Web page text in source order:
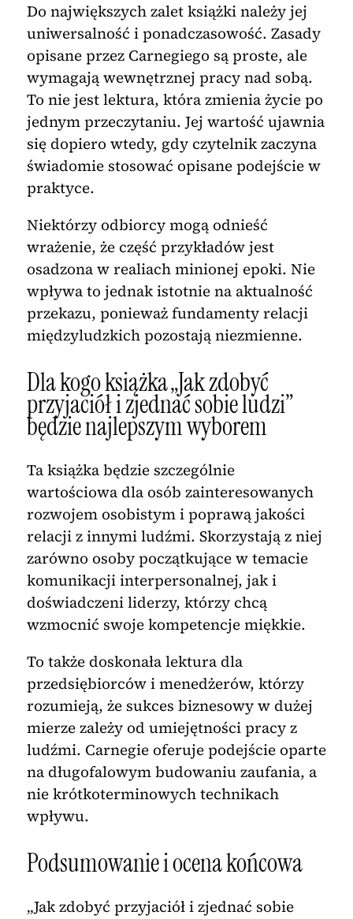
Do największych zalet książki należy jej
uniwersalność i ponadczasowość. Zasady
opisane przez Carnegiego są proste, ale
wymagają wewnętrznej pracy nad sobą.
To nie jest lektura, która zmienia życie po
jednym przeczytaniu. Jej wartość ujawnia
się dopiero wtedy, gdy czytelnik zaczyna
świadomie stosować opisane podejście w
praktyce.
Niektórzy odbiorcy mogą odnieść
wrażenie, że część przykładów jest
osadzona w realiach minionej epoki. Nie
wpływa to jednak istotnie na aktualność
przekazu, ponieważ fundamenty relacji
międzyludzkich pozostają niezmienne.
Dla kogo książka „Jak zdobyć
przyjaciół i zjednać sobie ludzi”
będzie najlepszym wyborem
Ta książka będzie szczególnie
wartościowa dla osób zainteresowanych
rozwojem osobistym i poprawą jakości
relacji z innymi ludźmi. Skorzystają z niej
zarówno osoby początkujące w temacie
komunikacji interpersonalnej, jak i
doświadczeni liderzy, którzy chcą
wzmocnić swoje kompetencje miękkie.
To także doskonała lektura dla
przedsiębiorców i menedżerów, którzy
rozumieją, że sukces biznesowy w dużej
mierze zależy od umiejętności pracy z
ludźmi. Carnegie oferuje podejście oparte
na długofalowym budowaniu zaufania, a
nie krótkoterminowych technikach
wpływu.
Podsumowanie i ocena końcowa
„Jak zdobyć przyjaciół i zjednać sobie